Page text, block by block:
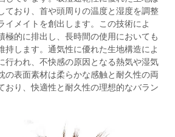
ており、首や頭周りの温度と湿度を調整
イメイトを創出します。この技術によ
極的に排出し、長時間の使用においても
持します。通気性に優れた生地構造によ
行われ、不快感の原因となる熱気や湿気
の表面素材は柔らかな感触と耐久性の両
おり、快適性と耐久性の理想的なバラン